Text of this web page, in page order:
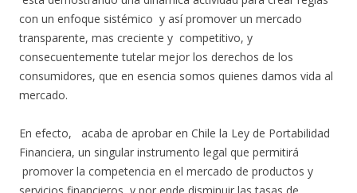
con un enfoque sistémico y así promover un mercado
transparente, mas creciente y competitivo, y
consecuentemente tutelar mejor los derechos de los
consumidores, que en esencia somos quienes damos vida al
mercado.
En efecto, acaba de aprobar en Chile la Ley de Portabilidad
Financiera, un singular instrumento legal que permitirá
promover la competencia en el mercado de productos y